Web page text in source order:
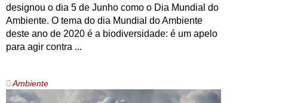
designou o dia 5 de Junho como o Dia Mundial do
Ambiente. O tema do dia Mundial do Ambiente
deste ano de 2020 é a biodiversidade: é um apelo
para agir contra ...
Ambiente